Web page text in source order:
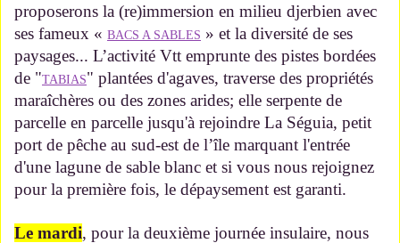
proposerons la (re)immersion en milieu djerbien avec
ses fameux « BACS A SABLES » et la diversité de ses
paysages... L’activité Vtt emprunte des pistes bordées
de "TABIAS" plantées d'agaves, traverse des propriétés
maraîchères ou des zones arides; elle serpente de
parcelle en parcelle jusqu'à rejoindre La Séguia, petit
port de pêche au sud-est de l’île marquant l'entrée
d'une lagune de sable blanc et si vous nous rejoignez
pour la première fois, le dépaysement est garanti.
Le mardi, pour la deuxième journée insulaire, nous